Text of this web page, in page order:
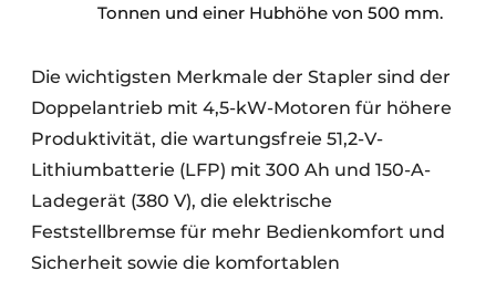
Tonnen und einer Hubhöhe von 500 mm.
Die wichtigsten Merkmale der Stapler sind der
Doppelantrieb mit 4,5-kW-Motoren für höhere
Produktivität, die wartungsfreie 51,2-V-
Lithiumbatterie (LFP) mit 300 Ah und 150-A-
Ladegerät (380 V), die elektrische
Feststellbremse für mehr Bedienkomfort und
Sicherheit sowie die komfortablen